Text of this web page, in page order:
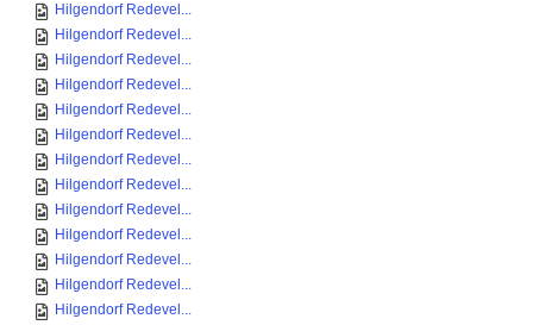
Hilgendorf Redevel...
Hilgendorf Redevel...
Hilgendorf Redevel...
Hilgendorf Redevel...
Hilgendorf Redevel...
Hilgendorf Redevel...
Hilgendorf Redevel...
Hilgendorf Redevel...
Hilgendorf Redevel...
Hilgendorf Redevel...
Hilgendorf Redevel...
Hilgendorf Redevel...
Hilgendorf Redevel...